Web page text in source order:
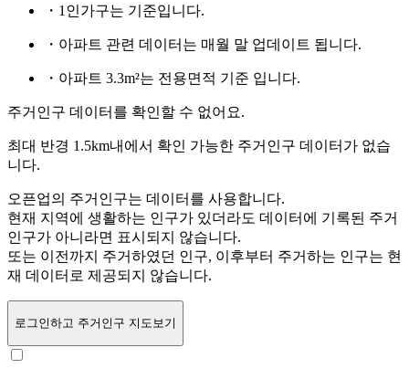
・1인가구는 기준입니다.
・아파트 관련 데이터는 매월 말 업데이트 됩니다.
・아파트 3.3m²는 전용면적 기준 입니다.
주거인구 데이터를 확인할 수 없어요.
최대 반경 1.5km내에서 확인 가능한 주거인구 데이터가 없습
니다.
오픈업의 주거인구는 데이터를 사용합니다.
현재 지역에 생활하는 인구가 있더라도 데이터에 기록된 주거
인구가 아니라면 표시되지 않습니다.
또는 이전까지 주거하였던 인구, 이후부터 주거하는 인구는 현
재 데이터로 제공되지 않습니다.
로그인하고 주거인구 지도보기